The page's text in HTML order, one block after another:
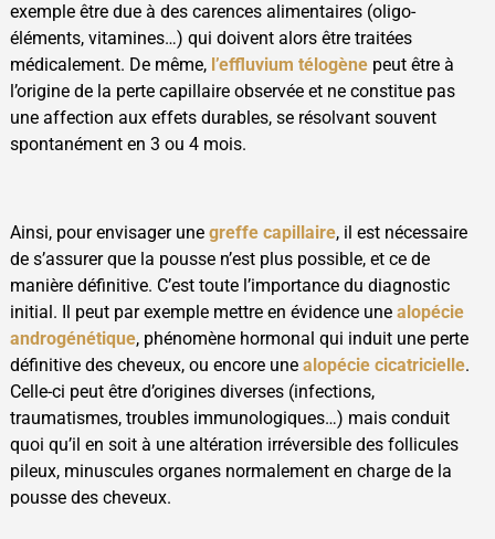
exemple être due à des carences alimentaires (oligo-
éléments, vitamines…) qui doivent alors être traitées
médicalement. De même, l’effluvium télogènepeut être à
l’origine de la perte capillaire observée et ne constitue pas
une affection aux effets durables, se résolvant souvent
spontanément en 3 ou 4 mois.
Ainsi, pour envisager une greffe capillaire, il est nécessaire
de s’assurer que la pousse n’est plus possible, et ce de
manière définitive. C’est toute l’importance du diagnostic
initial. Il peut par exemple mettre en évidence une alopécie
androgénétique, phénomène hormonal qui induit une perte
définitive des cheveux, ou encore une alopécie cicatricielle.
Celle-ci peut être d’origines diverses (infections,
traumatismes, troubles immunologiques…) mais conduit
quoi qu’il en soit à une altération irréversible des follicules
pileux, minuscules organes normalement en charge de la
pousse des cheveux.